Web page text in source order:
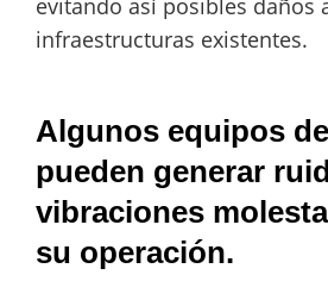
evitando así posibles daños
infraestructuras existentes.
Algunos equipos
pueden generar
vibraciones
su operación.